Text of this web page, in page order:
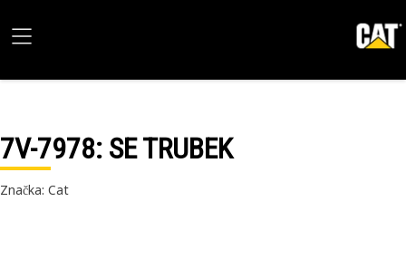
7V-7978: SE TRUBEK
Značka: Cat